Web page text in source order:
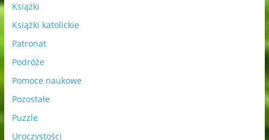
Książki
Książki katolickie
Patronat
Podróże
Pomoce naukowe
Pozostałe
Puzzle
Uroczystości